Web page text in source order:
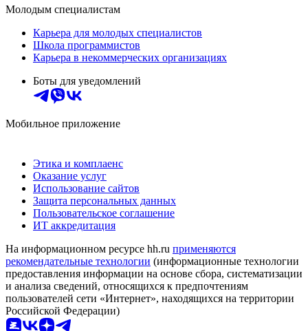
Молодым специалистам
Карьера для молодых специалистов
Школа программистов
Карьера в некоммерческих организациях
Боты для уведомлений
Мобильное приложение
Этика и комплаенс
Оказание услуг
Использование сайтов
Защита персональных данных
Пользовательское соглашение
ИТ аккредитация
На информационном ресурсе hh.ru применяются
рекомендательные технологии (информационные технологии
предоставления информации на основе сбора, систематизации
и анализа сведений, относящихся к предпочтениям
пользователей сети «Интернет», находящихся на территории
Российской Федерации)